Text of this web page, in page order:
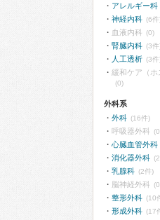
アレルギー科
神経内科 (6件
血液内科 (0)
腎臓内科 (3件
人工透析 (3件
緩和ケア（ホ
(0)
外科系
外科 (16件)
呼吸器外科
心臓血管外科
消化器外科
乳腺科 (2件)
脳神経外科
整形外科 (10
形成外科 (17